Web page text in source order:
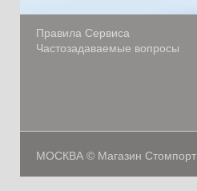
Правила Сервиса
Частозадаваемые вопросы
МОСКВА © Магазин Стомпорт